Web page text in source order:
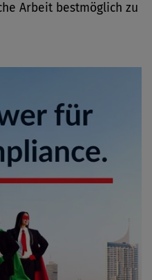
Arbeit bestmöglich zu